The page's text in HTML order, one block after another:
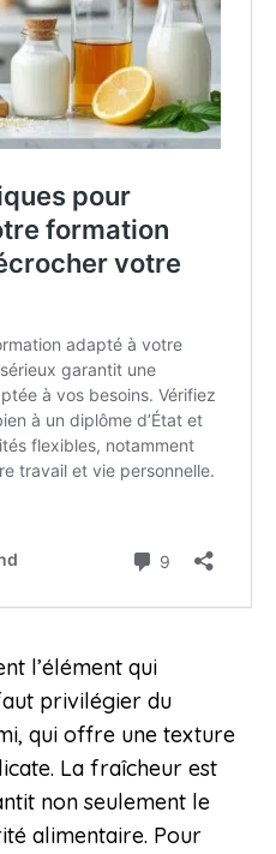
l’élément qui
privilégier du
qui offre une texture
La fraîcheur est
non seulement le
alimentaire. Pour